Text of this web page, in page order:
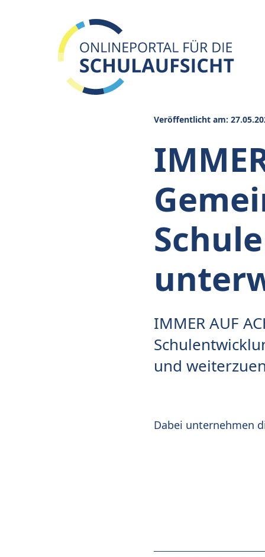
Veröffentlicht am:
IMMER AUF
und
Dabei unternehmen